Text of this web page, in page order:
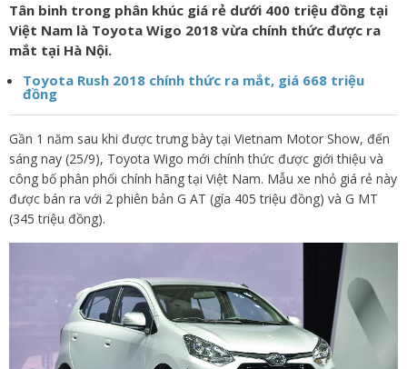
Tân binh trong phân khúc giá rẻ dưới 400 triệu đồng tại
Việt Nam là Toyota Wigo 2018 vừa chính thức được ra
mắt tại Hà Nội.
Toyota Rush 2018 chính thức ra mắt, giá 668 triệu
đồng
Gần 1 năm sau khi được trưng bày tại Vietnam Motor Show, đến
sáng nay (25/9), Toyota Wigo mới chính thức được giới thiệu và
công bố phân phối chính hãng tại Việt Nam. Mẫu xe nhỏ giá rẻ này
được bán ra với 2 phiên bản G AT (gía 405 triệu đồng) và G MT
(345 triệu đồng).